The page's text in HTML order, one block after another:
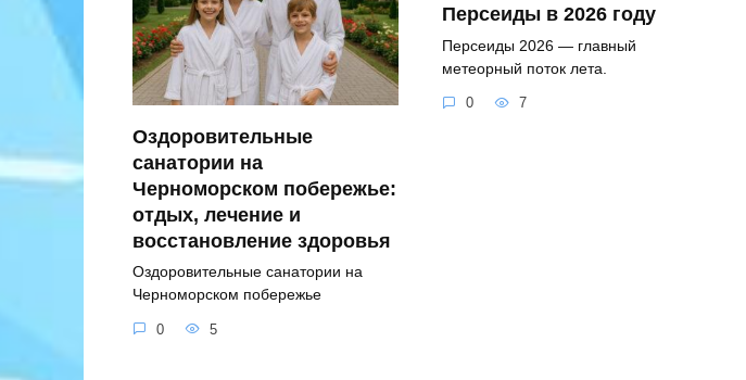
Оздоровительные
санатории на
Черноморском побережье:
отдых, лечение и
восстановление здоровья
Оздоровительные санатории на
Черноморском побережье
0 5
Персеиды в 2026 году
Персеиды 2026 — главный
метеорный поток лета.
0 7